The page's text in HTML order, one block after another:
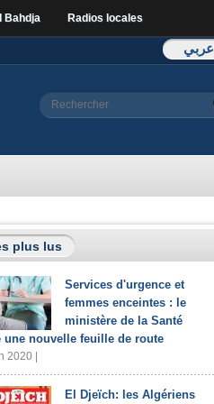
Bahdja Radios locales
عربي
Formulaire de
Rechercher
plus lus
Services d'urgence et
femmes enceintes : le
ministère de la Santé
une nouvelle feuille de route
2020 |
El Djeïch: les Algériens